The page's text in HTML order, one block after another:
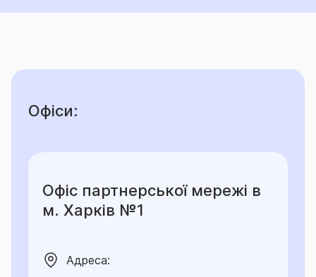
Офіси:
Офіс партнерської мережі в
м. Харків №1
Адреса: